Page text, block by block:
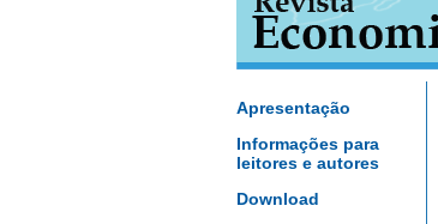
Apresentação
Informações para
leitores e autores
Download